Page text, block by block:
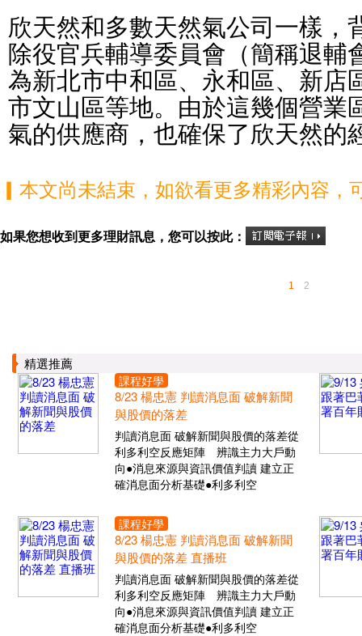
欣天然和多數天然氣公司一樣，
除役官兵輔導委員會（簡稱退輔
為新北市中和區、永和區、新店
市文山區等地。由於這幾個營業
氣的供應商，也確保了欣天然的
▎本文尚未結束，如欲看更多精彩內容，
如果您想收到更多理財訊息，您可以按此：
1 2
精選推薦
課程好學
8/23 楊忠憲 判讀消息面 破解新聞
與股價的落差
判讀消息面 破解新聞與股價的落差從
利多利空反應矩陣 辨識主力大戶動
向●消息來源與資訊價值判讀 建立正
確消息面分析基礎●利多利空
課程好學
8/23 楊忠憲 判讀消息面 破解新聞
與股價的落差 直播班
判讀消息面 破解新聞與股價的落差從
利多利空反應矩陣 辨識主力大戶動
向●消息來源與資訊價值判讀 建立正
確消息面分析基礎●利多利空